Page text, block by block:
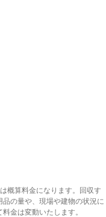
概算料金になります。回収す
品の量や、現場や建物の状況に
料金は変動いたします。